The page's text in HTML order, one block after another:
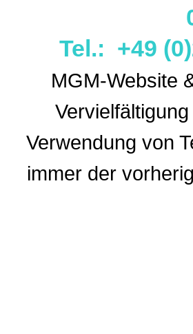
Tel.: +49
MGM-Website
Verwendung von
immer der